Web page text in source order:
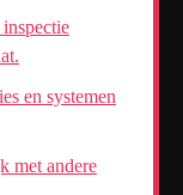
en systemen
met andere